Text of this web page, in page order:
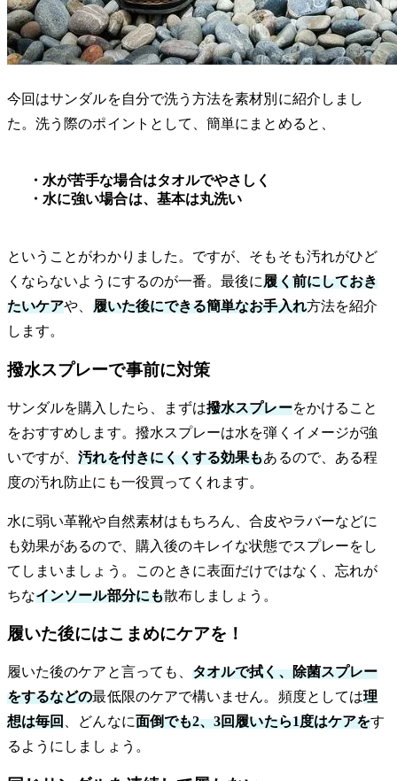
今回はサンダルを自分で洗う方法を素材別に紹介しまし
た。洗う際のポイントとして、簡単にまとめると、
・水が苦手な場合はタオルでやさしく
・水に強い場合は、基本は丸洗い
ということがわかりました。ですが、そもそも汚れがひど
くならないようにするのが一番。最後に履く前にしておき
たいケアや、 履いた後にできる簡単なお手入れ方法を紹介
します。
撥水スプレーで事前に対策
サンダルを購入したら、まずは撥水スプレーをかけること
をおすすめします。撥水スプレーは水を弾くイメージが強
いですが、汚れを付きにくくする効果もあるので、ある程
度の汚れ防止にも一役買ってくれます。
水に弱い革靴や自然素材はもちろん、合皮やラバーなどに
も効果があるので、購入後のキレイな状態でスプレーをし
てしまいましょう。このときに表面だけではなく、忘れが
ちなインソール部分にも散布しましょう。
履いた後にはこまめにケアを！
履いた後のケアと言っても、タオルで拭く、除菌スプレー
をするなどの最低限のケアで構いません。頻度としては理
想は毎回 、どんなに面倒でも2、3回履いたら1度はケアをす
るようにしましょう。